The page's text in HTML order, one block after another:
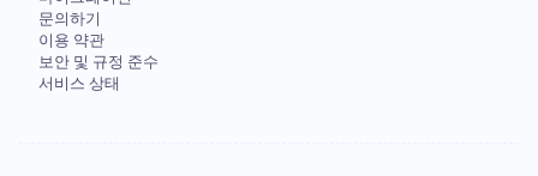
문의하기
이용 약관
보안 및 규정 준수
서비스 상태